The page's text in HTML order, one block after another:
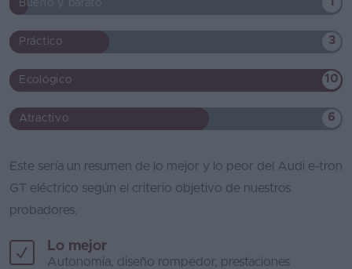
Bueno y barato
Práctico 3
Ecológico 10
Atractivo 6
Este sería un resumen de lo mejor y lo peor del Audi e-tron
GT eléctrico según el criterio objetivo de nuestros
probadores.
Lo mejor
Autonomía, diseño rompedor, prestaciones